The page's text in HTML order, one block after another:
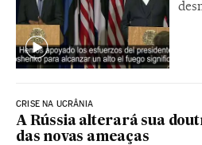
CRISE NA UCRÂNIA
A Rússia alterará sua
das novas ameaças